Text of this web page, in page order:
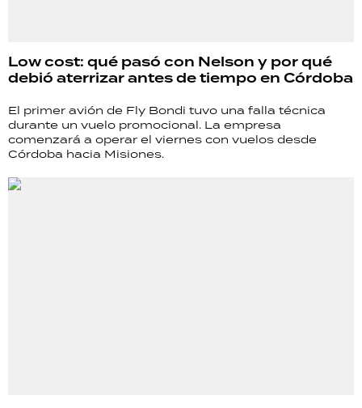
Low cost: qué pasó con Nelson y por qué
debió aterrizar antes de tiempo en Córdoba
El primer avión de Fly Bondi tuvo una falla técnica
durante un vuelo promocional. La empresa
comenzará a operar el viernes con vuelos desde
Córdoba hacia Misiones.